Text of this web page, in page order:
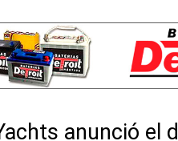
anunció el